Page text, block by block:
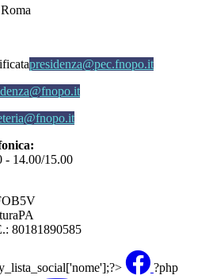
presidenza@pec.fnopo.it
- 14.00/15.00
80181890585
?php